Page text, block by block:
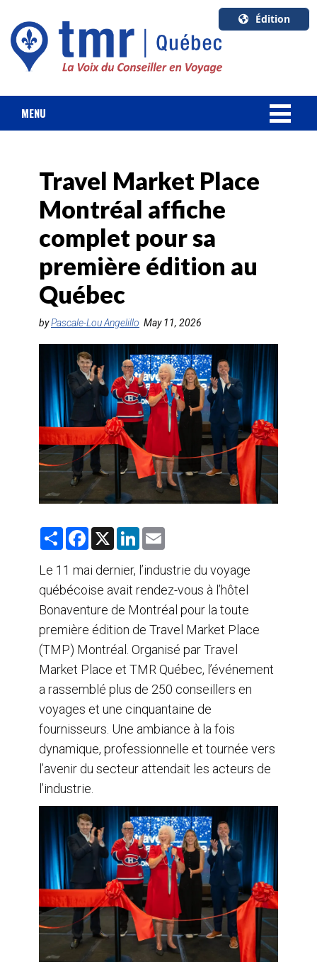
Édition
U.S.A.
English
Canada
Français
MENU
FORFAIT VACANCES
CROISIÈRES
HOTELS & RESORTS
DESTINATIONS
AGENTS DE VOYAGE
FORMATION & RESSOURCES
Travel Market Place
Montréal affiche
complet pour sa
première édition au
Québec
byPascale-Lou Angelillo May 11, 2026
S
r
e
F
e
b
o
k
X
L
k
e
d
n
i
l
Le 11 mai dernier, l’industrie du voyage
québécoise avait rendez-vous à l’hôtel
Bonaventure de Montréal pour la toute
première édition de Travel Market Place
(TMP) Montréal. Organisé par Travel
Market Place et TMR Québec, l’événement
a rassemblé plus de 250 conseillers en
voyages et une cinquantaine de
fournisseurs. Une ambiance à la fois
dynamique, professionnelle et tournée vers
l’avenir du secteur attendait les acteurs de
l’industrie.